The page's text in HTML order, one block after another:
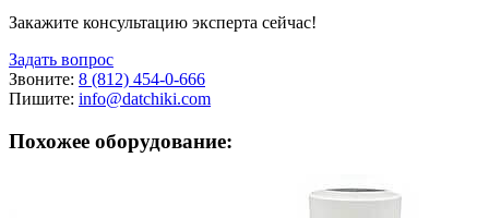
Закажите консультацию эксперта сейчас!
Задать вопрос
Звоните: 8 (812) 454-0-666
Пишите: info@datchiki.com
Похожее оборудование: